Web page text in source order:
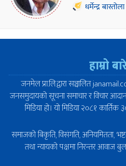
धर्मेन्द्र बास्तोला
हाम्रो
जनमेल प्रा.लि.द्वारा सञ्चालित
जनसमुदायको सूचना समाचार र विचार
मिडिया हो। यो मिडिया २०८१
समाजको बिकृति, विसंगति, अनियमितता,
तथा न्यायको पक्षमा निरन्तर आवाज